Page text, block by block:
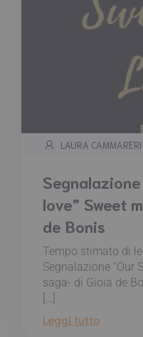
LAURA CAMMARERI
love” Sweet
de Bonis
Tempo stimato di
Segnalazione “Our
saga- di Gioia de
[…]
Leggi tutto